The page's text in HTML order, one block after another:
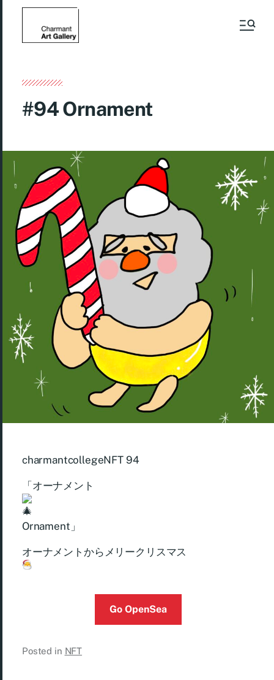
#94 Ornament
charmantcollegeNFT 94
「オーナメント
Ornament」
オーナメントからメリークリスマス
Go OpenSea
Posted in NFT